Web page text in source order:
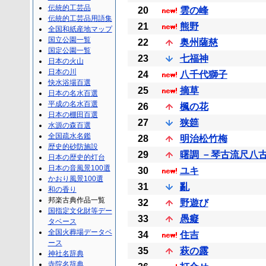
20
雲の峰
21
熊野
22
奥州薩慈
23
七福神
24
八千代獅子
25
摘草
26
楓の花
27
狭筵
28
明治松竹梅
29
曙調 －琴古流尺八
30
ユキ
31
亂
32
野遊び
33
愚癡
34
住吉
35
萩の露
伝統的工芸品
伝統的工芸品用語集
全国和紙産地マップ
国立公園一覧
国定公園一覧
日本の火山
日本の川
快水浴場百選
日本の名水百選
平成の名水百選
日本の棚田百選
水源の森百選
全国疏水名鑑
歴史的砂防施設
日本の歴史的灯台
日本の音風景100選
かおり風景100選
和の香り
邦楽古典作品一覧
国指定文化財等デー
タベース
全国火葬場データベ
ース
神社名辞典
寺院名辞典